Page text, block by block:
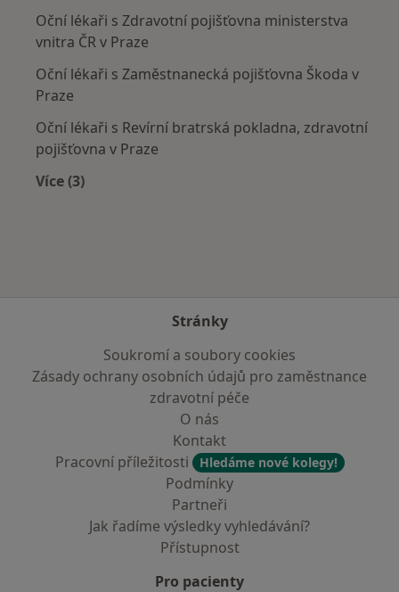
Oční lékaři s Zdravotní pojišťovna ministerstva
vnitra ČR v Praze
Oční lékaři s Zaměstnanecká pojišťovna Škoda v
Praze
Oční lékaři s Revírní bratrská pokladna, zdravotní
pojišťovna v Praze
Více (3)
Stránky
Soukromí a soubory cookies
Zásady ochrany osobních údajů pro zaměstnance
zdravotní péče
O nás
Kontakt
Pracovní příležitosti
Hledáme nové kolegy!
Podmínky
Partneři
Jak řadíme výsledky vyhledávání?
Přístupnost
Pro pacienty